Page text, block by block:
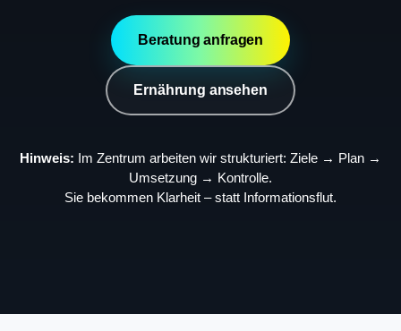
Beratung anfragen
Ernährung ansehen
Hinweis: Im Zentrum arbeiten wir strukturiert: Ziele → Plan →
Umsetzung → Kontrolle.
Sie bekommen Klarheit – statt Informationsflut.